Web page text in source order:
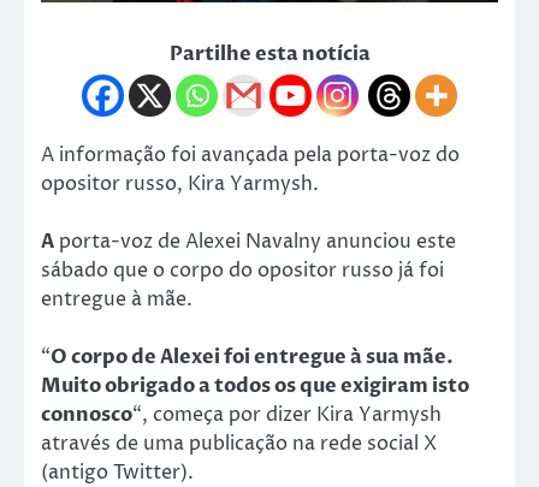
Partilhe esta notícia
A informação foi avançada pela porta-voz do
opositor russo, Kira Yarmysh.
A porta-voz de Alexei Navalny anunciou este
sábado que o corpo do opositor russo já foi
entregue à mãe.
“O corpo de Alexei foi entregue à sua mãe.
Muito obrigado a todos os que exigiram isto
connosco“, começa por dizer Kira Yarmysh
através de uma publicação na rede social X
(antigo Twitter).